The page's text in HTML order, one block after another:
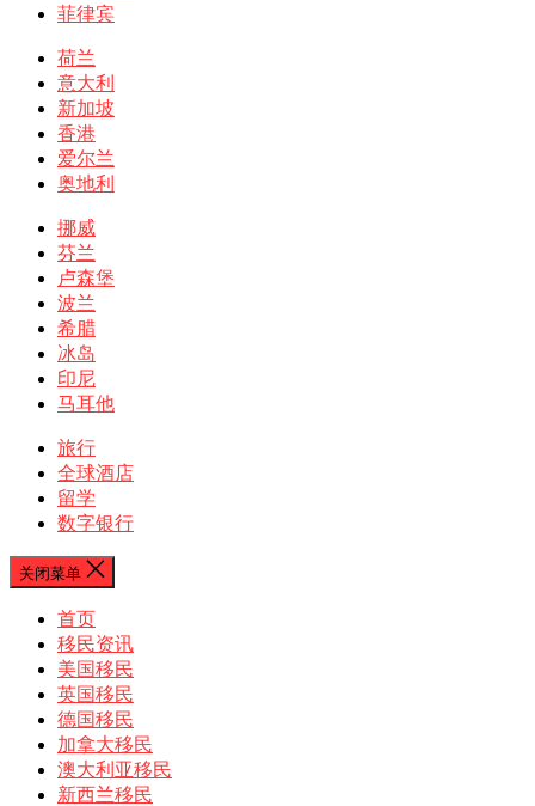
菲律宾
荷兰
意大利
新加坡
香港
爱尔兰
奥地利
挪威
芬兰
卢森堡
波兰
希腊
冰岛
印尼
马耳他
旅行
全球酒店
留学
数字银行
关闭菜单
首页
移民资讯
美国移民
英国移民
德国移民
加拿大移民
澳大利亚移民
新西兰移民